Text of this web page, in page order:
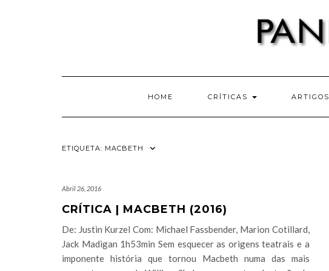
HOME CRÍTICAS ARTIGOS
ETIQUETA: MACBETH
Abril 26, 2016
CRÍTICA | MACBETH (2016)
De: Justin Kurzel Com: Michael Fassbender, Marion Cotillard,
Jack Madigan 1h53min Sem esquecer as origens teatrais e a
imponente história que tornou Macbeth numa das mais